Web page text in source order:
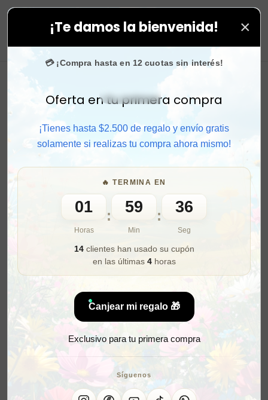
¡Te damos la bienvenida! ×
💳 ¡Compra hasta en 12 cuotas sin interés!
Activar sonido
Oferta en tu primera compra
¡Tienes hasta $2.500 de regalo y envío gratis
solamente si realizas tu compra ahora mismo!
🔥 TERMINA EN
01
Horas
: 59
Min
: 34
Seg
14clientes han usado su cupón
en las últimas 4horas
Canjear mi regalo 🎁
Exclusivo para tu primera compra
Síguenos
rápido y aprovecha. 💙 +50.000 fans en